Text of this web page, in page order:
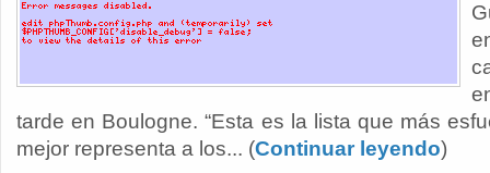
tarde en Boulogne. “Esta es la lista que más
mejor representa a los... (Continuar leyendo)